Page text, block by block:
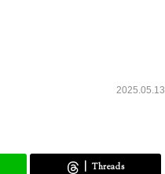
2025.05.13
Threads